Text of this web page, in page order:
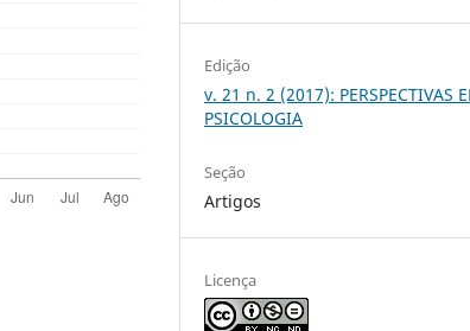
Edição
v. 21 n. 2 (2017): PERSPECTIVAS
PSICOLOGIA
Seção
Artigos
Licença